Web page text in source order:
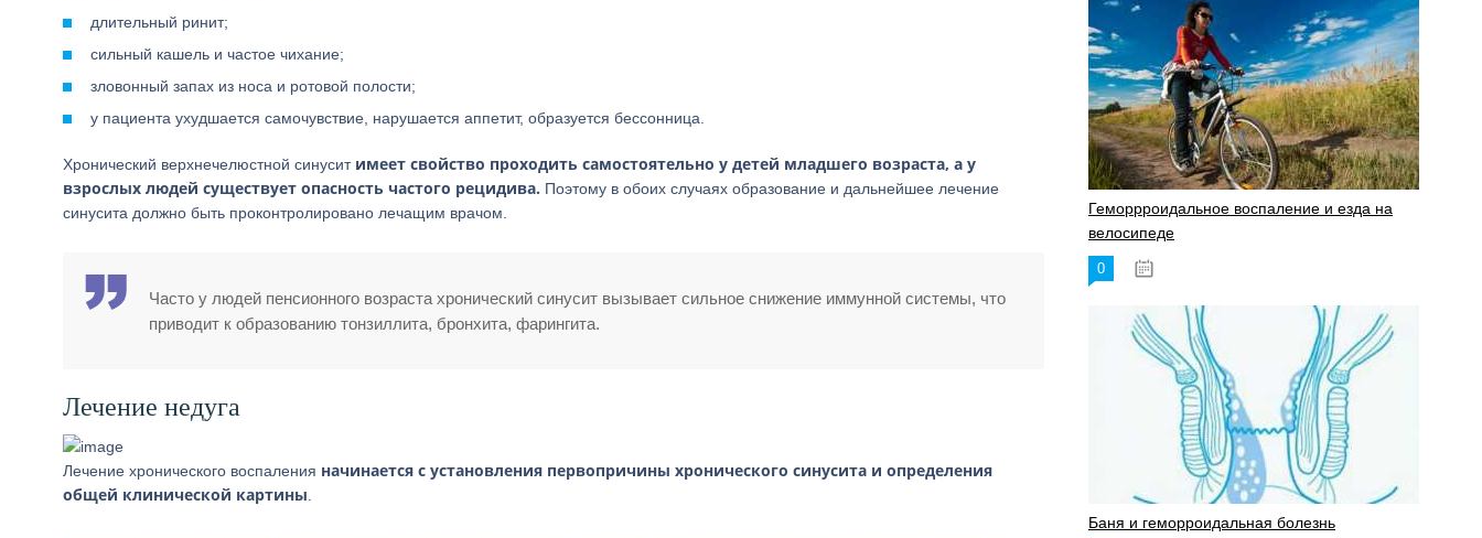
длительный ринит;
сильный кашель и частое чихание;
зловонный запах из носа и ротовой полости;
у пациента ухудшается самочувствие, нарушается аппетит, образуется бессонница.
Хронический верхнечелюстной синусит имеет свойство проходить самостоятельно у детей младшего возраста, а у
взрослых людей существует опасность частого рецидива. Поэтому в обоих случаях образование и дальнейшее лечение
синусита должно быть проконтролировано лечащим врачом.
Часто у людей пенсионного возраста хронический синусит вызывает сильное снижение иммунной системы, что
приводит к образованию тонзиллита, бронхита, фарингита.
Лечение недуга
Лечение хронического воспаления начинается с установления первопричины хронического синусита и определения
общей клинической картины
Геморрроидальное воспаление и езда на
велосипеде
0
Баня и геморроидальная болезнь